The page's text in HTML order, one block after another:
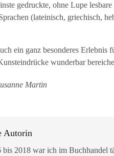
gedruckte, ohne Lupe
(lateinisch, griechisch,
ein ganz besonderes
wunderbar
Martin
Autorin
bis 2018 war ich im Buchhandel